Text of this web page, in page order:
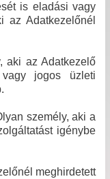
is eladási vagy
az Adatkezelőnél
aki az Adatkezelő
vagy jogos üzleti
személy, aki a
igénybe
meghirdetett